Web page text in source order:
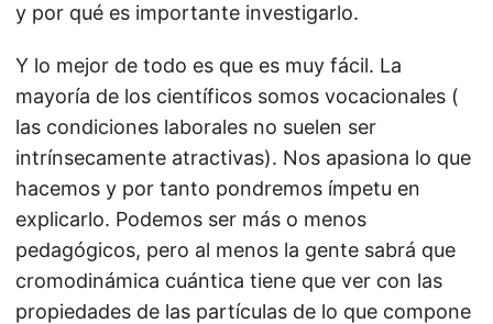
y por qué es importante investigarlo.
Y lo mejor de todo es que es muy fácil. La
mayoría de los científicos somos vocacionales (
las condiciones laborales no suelen ser
intrínsecamente atractivas). Nos apasiona lo que
hacemos y por tanto pondremos ímpetu en
explicarlo. Podemos ser más o menos
pedagógicos, pero al menos la gente sabrá que
cromodinámica cuántica tiene que ver con las
propiedades de las partículas de lo que compone